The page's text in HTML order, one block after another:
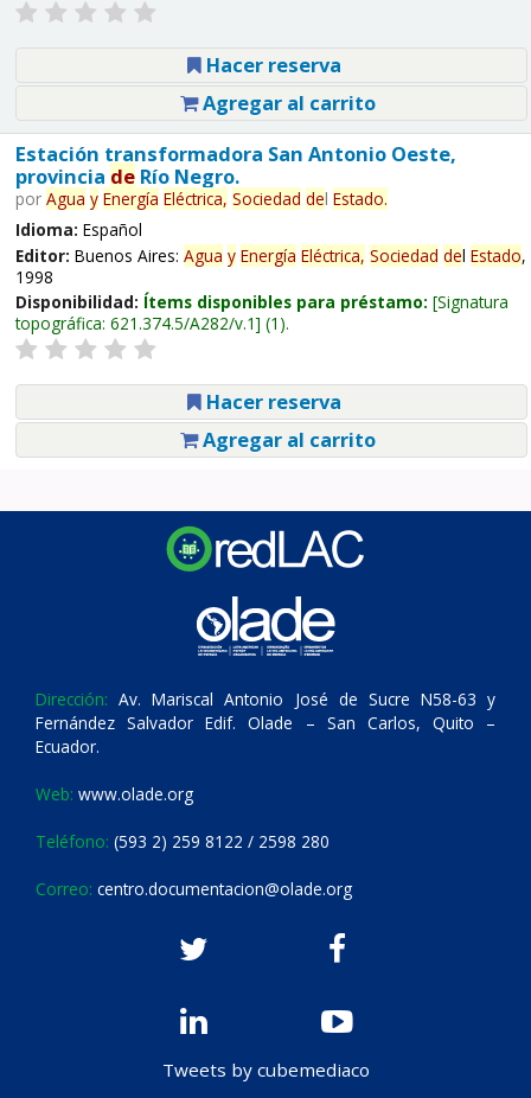
Hacer reserva
Agregar al carrito
Estación transformadora San Antonio Oeste,
provincia deRío Negro.
por Agua y Energía Eléctrica, Sociedad del Estado.
Idioma: Español
Editor: Buenos Aires: Agua y Energía Eléctrica, Sociedad del Estado,
1998
Disponibilidad: Ítems disponibles para préstamo: Signatura
topográfica: 621.374.5/A282/v.1 (1).
Hacer reserva
Agregar al carrito
Dirección: Av. Mariscal Antonio José de Sucre N58-63 y
Fernández Salvador Edif. Olade – San Carlos, Quito –
Ecuador.
Web: www.olade.org
Teléfono: (593 2) 259 8122 / 2598 280
Correo: centro.documentacion@olade.org
Tweets by cubemediaco